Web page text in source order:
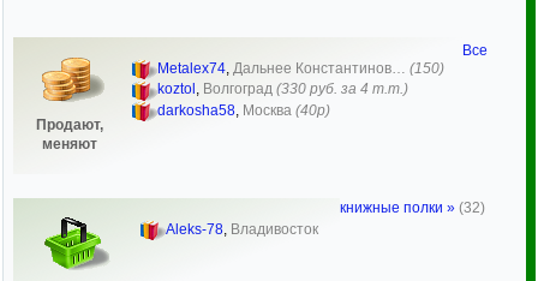
Продают,
меняют
Metalex74, Дальнее Константинов… (150)
koztol , Волгоград (330 руб. за 4 т.т.)
darkosha58 Москва (40р)
Aleks-78, Владивосток
Все
книжные полки » (32)